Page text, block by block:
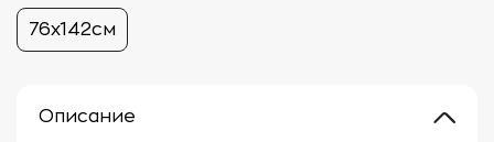
76х142см
Описание